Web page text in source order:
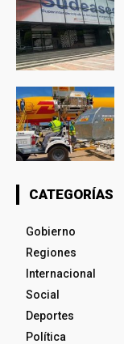
CATEGORÍAS
Gobierno
Regiones
Internacional
Social
Deportes
Política